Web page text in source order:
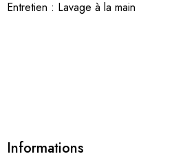
Entretien : Lavage à la main
Informations